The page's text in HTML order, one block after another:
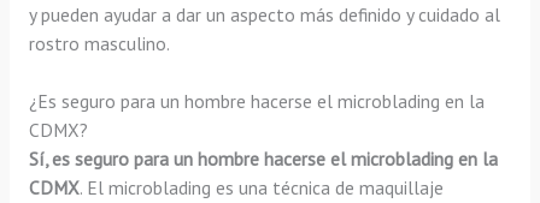
y pueden ayudar a dar un aspecto más definido y cuidado al
rostro masculino.
¿Es seguro para un hombre hacerse el microblading en la
CDMX?
Sí, es seguro para un hombre hacerse el microblading en la
CDMX. El microblading es una técnica de maquillaje